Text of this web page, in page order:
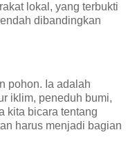
lokal, yang terbukti
dibandingkan
pohon. Ia adalah
iklim, peneduh bumi,
kita bicara tentang
harus menjadi bagian